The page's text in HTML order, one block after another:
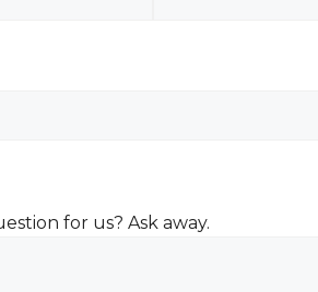
for us? Ask away.